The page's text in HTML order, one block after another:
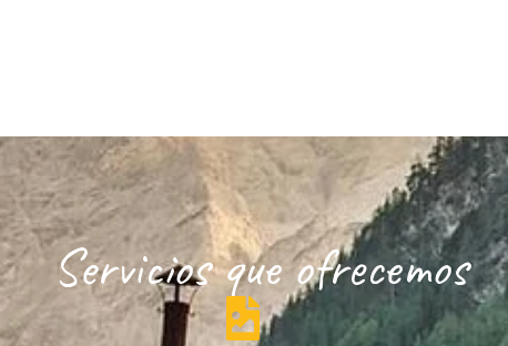
Servicios que ofrecemos